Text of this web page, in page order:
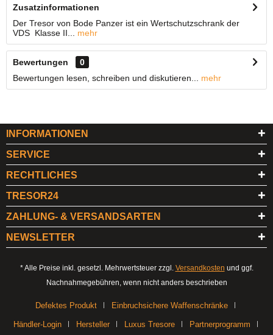
Zusatzinformationen
Der Tresor von Bode Panzer ist ein Wertschutzschrank der
VDS Klasse II...
mehr
Bewertungen
0
Bewertungen lesen, schreiben und diskutieren...
mehr
INFORMATIONEN
SERVICE
RECHTLICHES
TRESOR24
ZAHLUNG- & VERSANDSARTEN
NEWSLETTER
* Alle Preise inkl. gesetzl. Mehrwertsteuer zzgl. Versandkosten und ggf.
Nachnahmegebühren, wenn nicht anders beschrieben
Defektes Produkt Einbruchsichere Waffenschränke
Händler-Login Hersteller Luxus Tresore Partnerprogramm